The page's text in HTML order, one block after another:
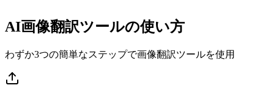
AI画像翻訳ツールの使い方
わずか3つの簡単なステップで画像翻訳ツールを使用